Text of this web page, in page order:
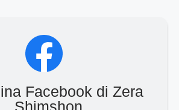
Facebook di Zera
Shimshon